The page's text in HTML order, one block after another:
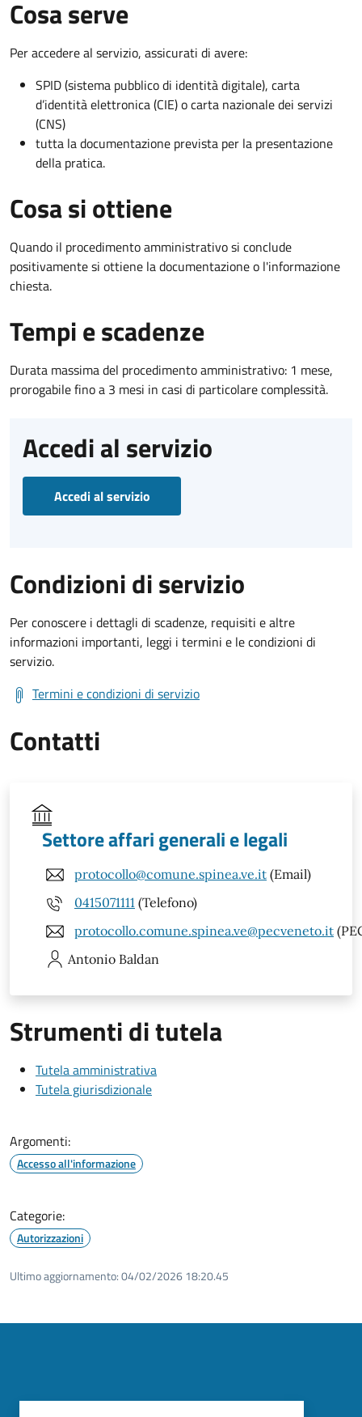
Cosa serve
Per accedere al servizio, assicurati di avere:
SPID (sistema pubblico di identità digitale), carta
d’identità elettronica (CIE) o carta nazionale dei servizi
(CNS)
tutta la documentazione prevista per la presentazione
della pratica.
Cosa si ottiene
Quando il procedimento amministrativo si conclude
positivamente si ottiene la documentazione o l'informazione
chiesta.
Tempi e scadenze
Durata massima del procedimento amministrativo: 1 mese,
prorogabile fino a 3 mesi in casi di particolare complessità.
Accedi al servizio
Accedi al servizio
Condizioni di servizio
Per conoscere i dettagli di scadenze, requisiti e altre
informazioni importanti, leggi i termini e le condizioni di
servizio.
Termini e condizioni di servizio
Contatti
Settore affari generali e legali
protocollo@comune.spinea.ve.it (Email)
0415071111 (Telefono)
protocollo.comune.spinea.ve@pecveneto.it
Antonio Baldan
Strumenti di tutela
Tutela amministrativa
Tutela giurisdizionale
Argomenti:
Accesso all'informazione
Categorie:
Autorizzazioni
Ultimo aggiornamento:04/02/2026 18:20.45